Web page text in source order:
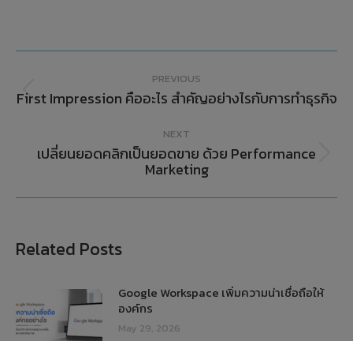
PREVIOUS
First Impression คืออะไร สำคัญอย่างไรกับการทำธุรกิจ
NEXT
เปลี่ยนยอดคลิกเป็นยอดขาย ด้วย Performance
Marketing
Related Posts
Google Workspace เพิ่มความน่าเชื่อถือให้
องค์กร
May 29, 2026